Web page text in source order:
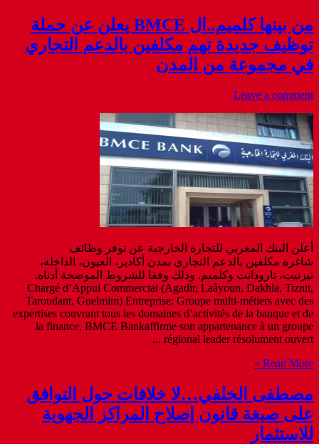
من بينها كلميم..ال BMCE يعلن عن حملة
توظيف جديدة تهم مكلفين بالدعم التجاري
في مجموعة من المدن
Leave a comment
أعلن البنك المغربي للتجارة الخارجية عن توفر وظائف
شاغرة مكلفين بالدعم التجاري بمدن أكادير، العيون، الداخلة،
تيزنيت، تارودانت وكلميم. وذلك وفقا للشروط الموضحة أدناه.
Chargé d’Appui Commercial (Agadir, Laâyoun, Dakhla, Tiznit,
Taroudant, Guelmim) Entreprise: Groupe multi-métiers avec des
expertises couvrant tous les domaines d’activités de la banque et de
la finance, BMCE Bankaffirme son appartenance à un groupe
régional leader résolument ouvert ...
Read More »
مصطفى الخلفي…لا خلافات حول التوافق
على صيغة قانون إصلاح المراكز الجهوية
للاستثمار